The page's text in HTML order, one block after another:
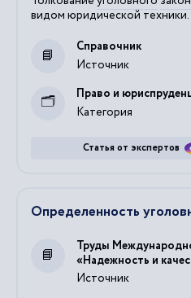
видом юридической техники.
Источник
Справочник
Категория
Право и
Статья от экспертов
Определенность
Источник
Труды
«Надежность и